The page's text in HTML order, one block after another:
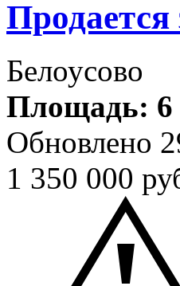
Белоусово
Площадь: 6
Обновлено
1 350 000